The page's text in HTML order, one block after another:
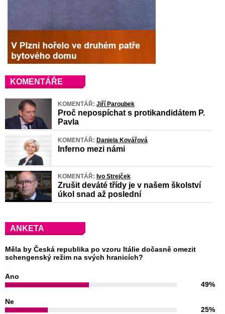
KOMENTÁŘE
KOMENTÁŘ: Jiří Paroubek
Proč nepospíchat s protikandidátem P.
Pavla
KOMENTÁŘ: Daniela Kovářová
Inferno mezi námi
KOMENTÁŘ: Ivo Strejček
Zrušit deváté třídy je v našem školství
úkol snad až poslední
ANKETA
Měla by Česká republika po vzoru Itálie dočasně omezit
schengenský režim na svých hranicích?
Ano
49%
Ne
25%